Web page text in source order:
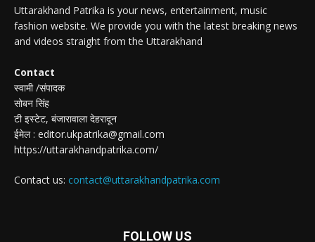
Uttarakhand Patrika is your news, entertainment, music
fashion website. We provide you with the latest breaking news
and videos straight from the Uttarakhand
Contact
स्वामी /संपादक
सोबन सिंह
टी इस्टेट, बंजारावाला देहरादून
ईमेल : editor.ukpatrika@gmail.com
https://uttarakhandpatrika.com/
Contact us: contact@uttarakhandpatrika.com
FOLLOW US